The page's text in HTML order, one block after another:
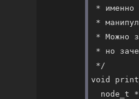
* именно
*
* Можно
* но
*/
void
node_t